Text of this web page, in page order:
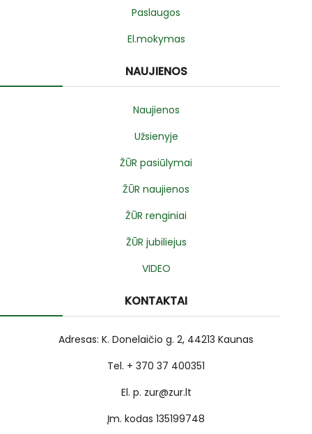
Paslaugos
El.mokymas
NAUJIENOS
Naujienos
Užsienyje
ŽŪR pasiūlymai
ŽŪR naujienos
ŽŪR renginiai
ŽŪR jubiliejus
VIDEO
KONTAKTAI
Adresas: K. Donelaičio g. 2, 44213 Kaunas
Tel. + 370 37 400351
El. p. zur@zur.lt
Įm. kodas 135199748